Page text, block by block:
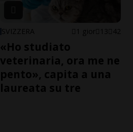
SVIZZERA 1 gior 13 42
«Ho studiato
veterinaria, ora me ne
pento», capita a una
laureata su tre